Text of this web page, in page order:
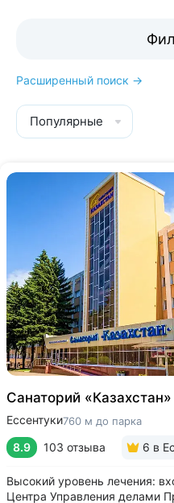
Расширенный поиск →
Популярные
Санаторий «Казахстан»
Ессентуки760 м до парка
8.9 103 отзыва 6 в
Высокий уровень лечения:
Центра Управления делами